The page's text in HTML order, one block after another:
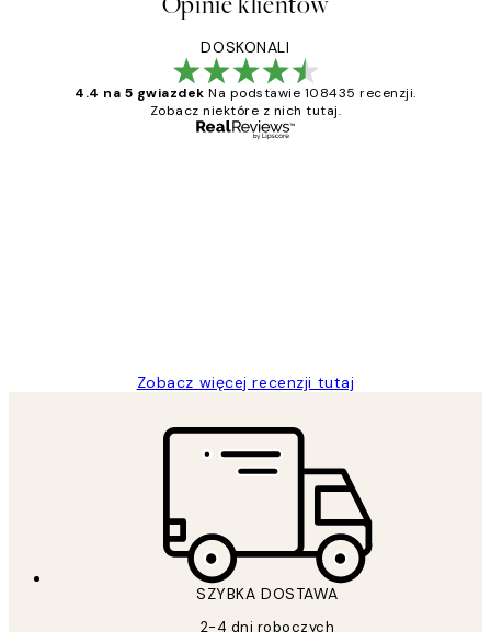
DOSKONALI
4.4 na 5 gwiazdek Na podstawie 108435 recenzji.
Zobacz niektóre z nich tutaj.
Zobacz więcej recenzji tutaj
SZYBKA DOSTAWA
2-4 dni roboczych